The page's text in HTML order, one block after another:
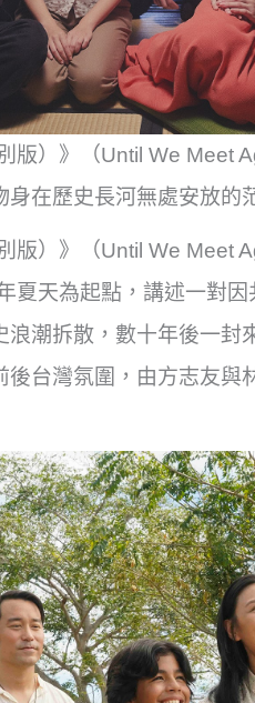
版）》（Until We Meet
身在歷史長河無處安放
版）》（Until We Meet
夏天為起點，講述一對
潮拆散，數十年後一封
台灣氛圍，由方志友與